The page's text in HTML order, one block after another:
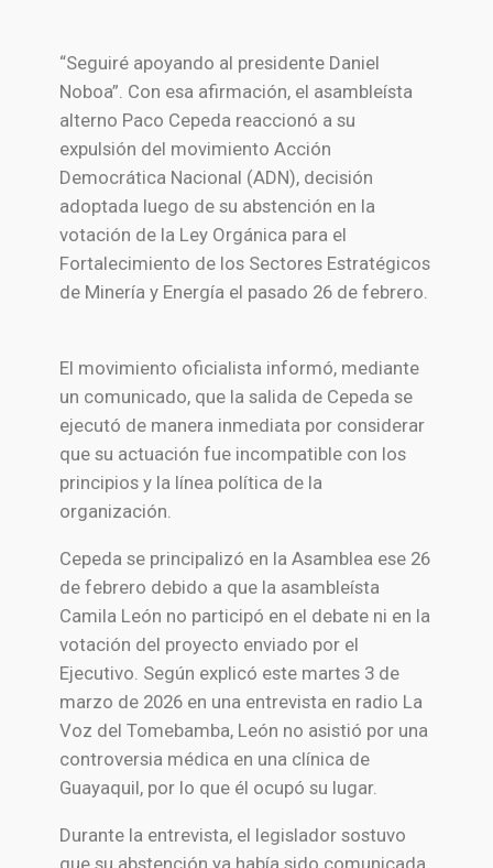
“Seguiré apoyando al presidente Daniel
Noboa”. Con esa afirmación, el asambleísta
alterno Paco Cepeda reaccionó a su
expulsión del movimiento Acción
Democrática Nacional (ADN), decisión
adoptada luego de su abstención en la
votación de la Ley Orgánica para el
Fortalecimiento de los Sectores Estratégicos
de Minería y Energía el pasado 26 de febrero.
El movimiento oficialista informó, mediante
un comunicado, que la salida de Cepeda se
ejecutó de manera inmediata por considerar
que su actuación fue incompatible con los
principios y la línea política de la
organización.
Cepeda se principalizó en la Asamblea ese 26
de febrero debido a que la asambleísta
Camila León no participó en el debate ni en la
votación del proyecto enviado por el
Ejecutivo. Según explicó este martes 3 de
marzo de 2026 en una entrevista en radio La
Voz del Tomebamba, León no asistió por una
controversia médica en una clínica de
Guayaquil, por lo que él ocupó su lugar.
Durante la entrevista, el legislador sostuvo
que su abstención ya había sido comunicada